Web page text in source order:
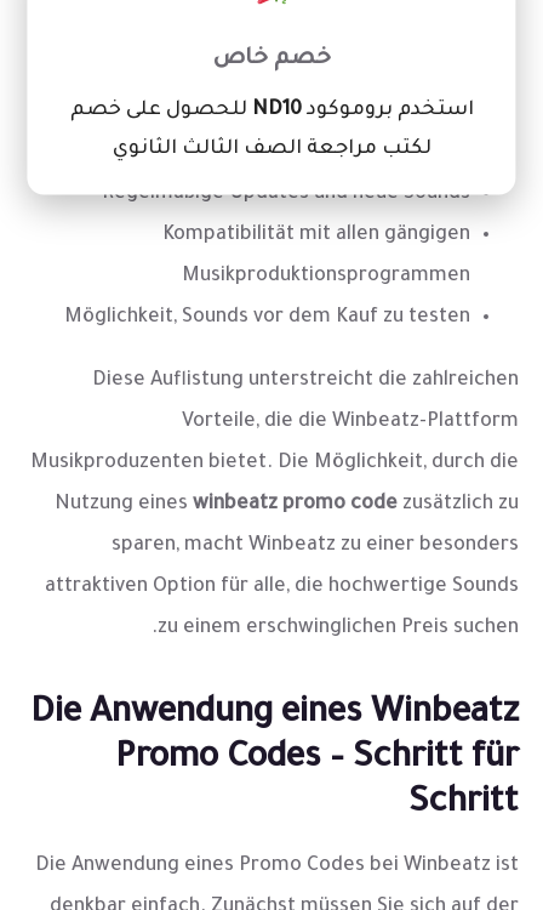
Aktive Community und umfassender
Kundensupport
Regelmäßige Updates und neue Sounds
Kompatibilität mit allen gängigen
Musikproduktionsprogrammen
Möglichkeit, Sounds vor dem Kauf zu testen
Diese Auflistung unterstreicht die zahlreichen
Vorteile, die die Winbeatz-Plattform
Musikproduzenten bietet. Die Möglichkeit, durch die
Nutzung eines winbeatz promo code zusätzlich zu
sparen, macht Winbeatz zu einer besonders
attraktiven Option für alle, die hochwertige Sounds
zu einem erschwinglichen Preis suchen.
Die Anwendung eines Winbeatz
Promo Codes – Schritt für
Schritt
Die Anwendung eines Promo Codes bei Winbeatz ist
خصم خاص
استخدم بروموكودND10 للحصول على خصم
لكتب مراجعة الصف الثالث الثانوي